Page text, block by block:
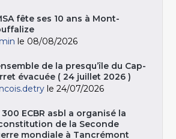
fête ses 10 ans à Mont-
le 08/08/2026
de la presqu’île du Cap-
évacuée ( 24 juillet 2026 )
le 24/07/2026
300 ECBR asbl a organisé la
de la Seconde
mondiale à Tancrémont